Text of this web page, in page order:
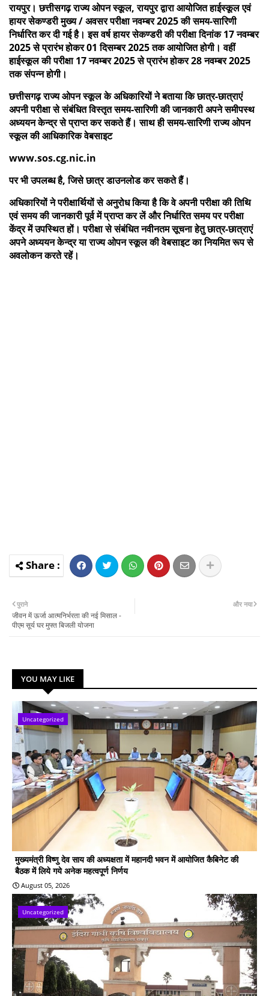
रायपुर। छत्तीसगढ़ राज्य ओपन स्कूल, रायपुर द्वारा आयोजित हाईस्कूल एवं
हायर सेकण्डरी मुख्य / अवसर परीक्षा नवम्बर 2025 की समय-सारिणी
निर्धारित कर दी गई है। इस वर्ष हायर सेकण्डरी की परीक्षा दिनांक 17 नवम्बर
2025 से प्रारंभ होकर 01 दिसम्बर 2025 तक आयोजित होगी। वहीं
हाईस्कूल की परीक्षा 17 नवम्बर 2025 से प्रारंभ होकर 28 नवम्बर 2025
तक संपन्न होगी।
छत्तीसगढ़ राज्य ओपन स्कूल के अधिकारियों ने बताया कि छात्र-छात्राएं
अपनी परीक्षा से संबंधित विस्तृत समय-सारिणी की जानकारी अपने समीपस्थ
अध्ययन केन्द्र से प्राप्त कर सकते हैं। साथ ही समय-सारिणी राज्य ओपन
स्कूल की आधिकारिक वेबसाइट
www.sos.cg.nic.in
पर भी उपलब्ध है, जिसे छात्र डाउनलोड कर सकते हैं।
अधिकारियों ने परीक्षार्थियों से अनुरोध किया है कि वे अपनी परीक्षा की तिथि
एवं समय की जानकारी पूर्व में प्राप्त कर लें और निर्धारित समय पर परीक्षा
केंद्र में उपस्थित हों। परीक्षा से संबंधित नवीनतम सूचना हेतु छात्र-छात्राएं
अपने अध्ययन केन्द्र या राज्य ओपन स्कूल की वेबसाइट का नियमित रूप से
अवलोकन करते रहें।
और नया
पुराने
जीवन में ऊर्जा आत्मनिर्भरता की नई मिसाल -
पीएम सूर्य घर मुफ्त बिजली योजना
YOU MAY LIKE
Uncategorized
मुख्यमंत्री विष्णु देव साय की अध्यक्षता में महानदी भवन में आयोजित कैबिनेट की
बैठक में लिये गये अनेक महत्वपूर्ण निर्णय
August 05, 2026
Uncategorized